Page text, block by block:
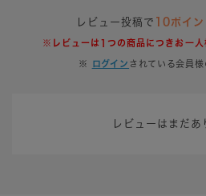
レビュー投稿で 10ポイン
※レビューは1つの商品につきお一人
※ ログイン されている会員
レビューはまだあ